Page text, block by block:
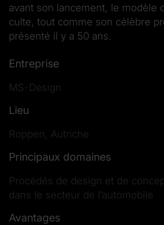
avant son lancement, le modèle
culte, tout comme son célèbre
présenté il y a 50 ans.
Entreprise
MS-Design
Lieu
Roppen, Autriche
Principaux domaines
Procédés de design et de
dans le secteur de l’automobile
Avantages